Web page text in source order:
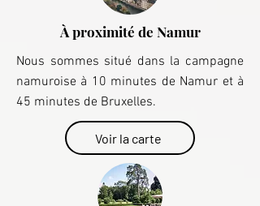
À proximité de Namur
Nous sommes situé dans la campagne
namuroise à 10 minutes de Namur et à
45 minutes de Bruxelles.
Voir la carte